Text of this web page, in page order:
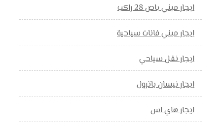
ايجار ميني باص 28 راكب
ايجار ميني فانات سياحية
ايجار نقل سياحي
ايجار نيسان باترول
ايجار هاي اس